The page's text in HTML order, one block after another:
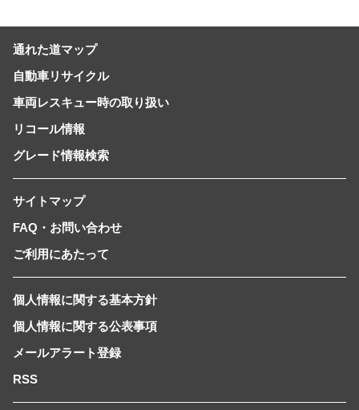
通れた道マップ
自動車リサイクル
車両レスキュー時の取り扱い
リコール情報
グレード情報検索
サイトマップ
FAQ・お問い合わせ
ご利用にあたって
個人情報に関する基本方針
個人情報に関する公表事項
メールアラート登録
RSS